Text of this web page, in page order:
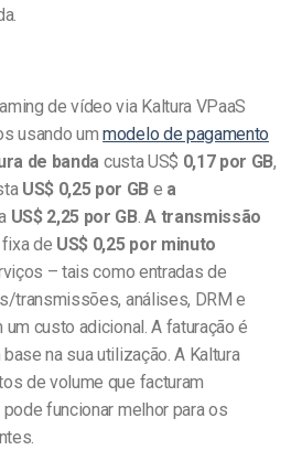
de vídeo via Kaltura VPaaS
usando ummodelo de pagamento
de banda custa US$ 0,17 por GB,
US$ 0,25 por GB e a
US$ 2,25 por GB.A transmissão
de US$ 0,25 por minuto
– tais como entradas de
transmissões, análises, DRM e
custo adicional. A faturação é
na sua utilização. A Kaltura
de volume que facturam
funcionar melhor para os